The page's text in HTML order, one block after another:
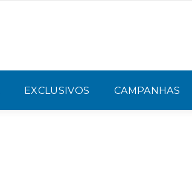
EXCLUSIVOS CAMPANHAS